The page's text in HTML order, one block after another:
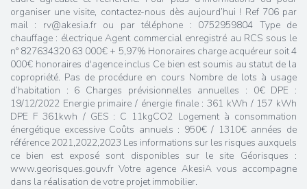
organiser une visite, contactez-nous dès aujourd’hui ! Ref 706 par
mail : rv@akesia.fr ou par téléphone : 0752959804 Type de
chauffage : électrique Agent commercial enregistré au RCS sous le
n° 827634320 63 000€ + 5,97% Honoraires charge acquéreur soit 4
000€ honoraires d'agence inclus Ce bien est soumis au statut de la
copropriété. Pas de procédure en cours Nombre de lots à usage
d’habitation : 6 Charges prévisionnelles annuelles : 0€ DPE :
19/12/2022 Energie primaire / énergie finale : 361 kWh / 157 kWh
DPE F 361kwh / GES : C 11kgCO2 Logement à consommation
énergétique excessive Coûts annuels : 950€ / 1310€ années de
référence 2021,2022,2023 Les informations sur les risques auxquels
ce bien est exposé sont disponibles sur le site Géorisques :
www.georisques.gouv.fr Votre agence AkesiA vous accompagne
dans la réalisation de votre projet immobilier.